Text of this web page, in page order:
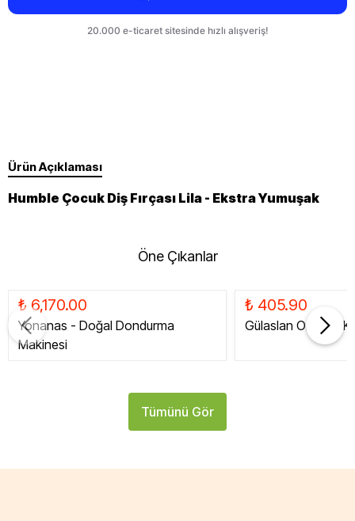
Ürün Açıklaması
Humble Çocuk Diş Fırçası Lila - Ekstra Yumuşak
Öne Çıkanlar
₺ 6,170.00
Yonanas - Doğal Dondurma
Makinesi
₺ 405.90
Gülaslan Organik
Tümünü Gör